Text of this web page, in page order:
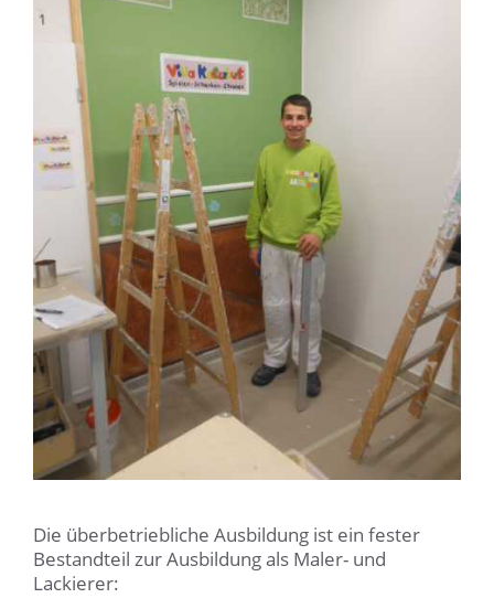
Die überbetriebliche Ausbildung ist ein fester
Bestandteil zur Ausbildung als Maler- und
Lackierer: